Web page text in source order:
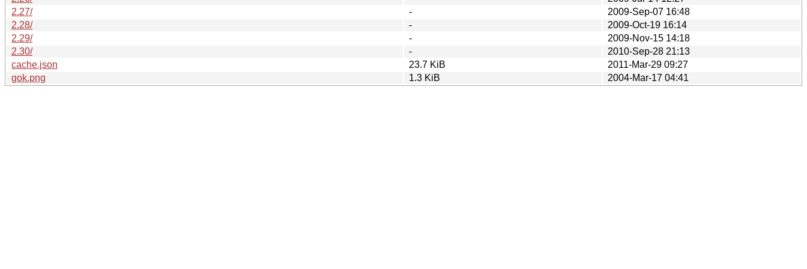
2.27/
-
2009-Sep-07 16:48
2.28/
-
2009-Oct-19 16:14
2.29/
-
2009-Nov-15 14:18
2.30/
-
2010-Sep-28 21:13
cache.json
23.7 KiB
2011-Mar-29 09:27
gok.png
1.3 KiB 2004-Mar-17 04:41